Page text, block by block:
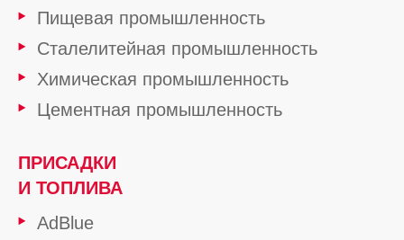
Пищевая промышленность
Сталелитейная промышленность
Химическая промышленность
Цементная промышленность
ПРИСАДКИ
И ТОПЛИВА
AdBlue